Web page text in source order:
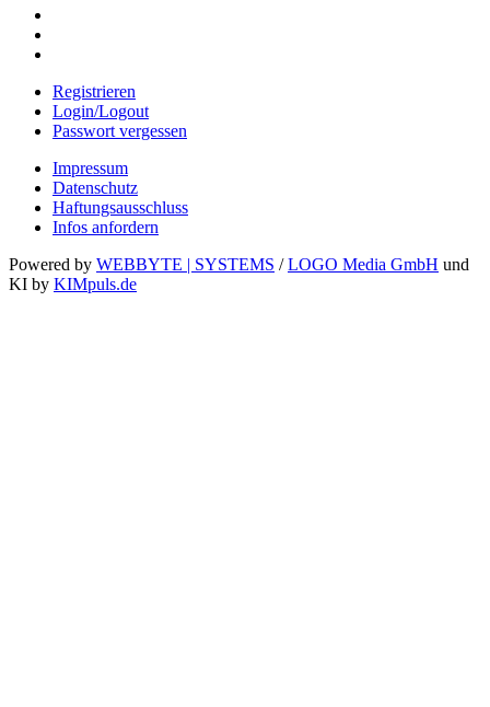
Registrieren
Login/Logout
Passwort vergessen
Impressum
Datenschutz
Haftungsausschluss
Infos anfordern
Powered by WEBBYTE | SYSTEMS /LOGO Media GmbH und
KI by KIMpuls.de